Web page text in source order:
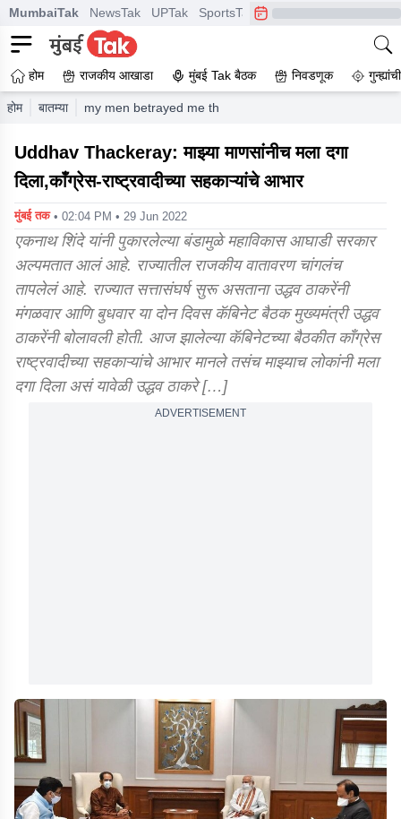
MumbaiTak NewsTak UPTak SportsTak CrimeTak
होम राजकीय आखाडा मुंबई Tak बैठक निवडणूक
होम बातम्या my men betrayed me thank you congress ncp
Uddhav Thackeray: माझ्या माणसांनीच मला दगा
दिला,काँग्रेस-राष्ट्रवादीच्या सहकाऱ्यांचे आभार
मुंबई तक • 02:04 PM • 29 Jun 2022
एकनाथ शिंदे यांनी पुकारलेल्या बंडामुळे महाविकास आघाडी सरकार
अल्पमतात आलं आहे. राज्यातील राजकीय वातावरण चांगलंच
तापलेलं आहे. राज्यात सत्तासंघर्ष सुरू असताना उद्धव ठाकरेंनी
मंगळवार आणि बुधवार या दोन दिवस कॅबिनेट बैठक मुख्यमंत्री उद्धव
ठाकरेंनी बोलावली होती. आज झालेल्या कॅबिनेटच्या बैठकीत काँग्रेस
राष्ट्रवादीच्या सहकाऱ्यांचे आभार मानले तसंच माझ्याच लोकांनी मला
दगा दिला असं यावेळी उद्धव ठाकरे […]
ADVERTISEMENT